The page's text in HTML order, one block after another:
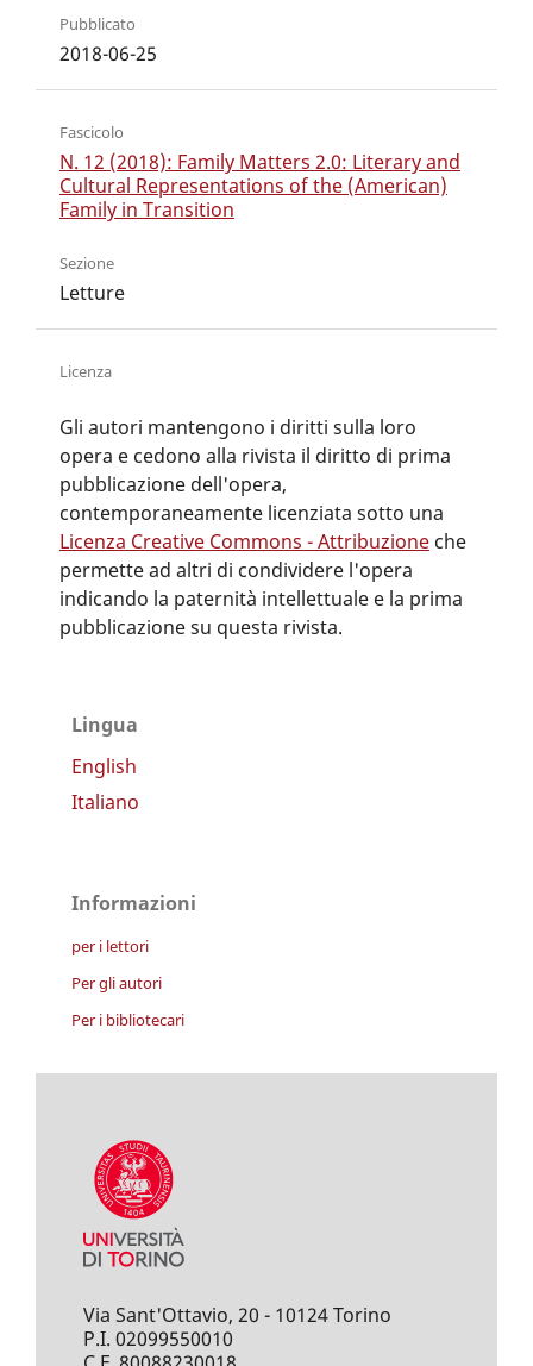
Pubblicato
2018-06-25
Fascicolo
N. 12 (2018): Family Matters 2.0: Literary and
Cultural Representations of the (American)
Family in Transition
Sezione
Letture
Licenza
Gli autori mantengono i diritti sulla loro
opera e cedono alla rivista il diritto di prima
pubblicazione dell'opera,
contemporaneamente licenziata sotto una
Licenza Creative Commons - Attribuzioneche
permette ad altri di condividere l'opera
indicando la paternità intellettuale e la prima
pubblicazione su questa rivista.
Lingua
English
Italiano
Informazioni
per i lettori
Per gli autori
Per i bibliotecari
Via Sant'Ottavio, 20 - 10124 Torino
P.I. 02099550010